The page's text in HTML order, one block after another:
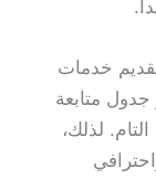
خدمات
متابعة
لذلك،